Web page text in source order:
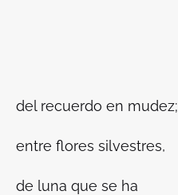
del recuerdo en mudez;
entre flores silvestres,
de luna que se ha